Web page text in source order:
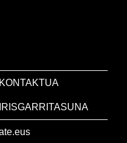
KONTAKTUA
IRISGARRITASUNA